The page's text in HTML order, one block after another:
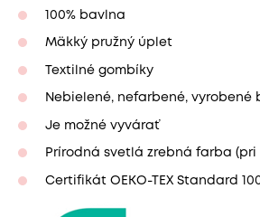
100% bavlna
Mäkký pružný úplet
Textilné gombíky
Nebielené, nefarbené,
Je možné vyvárať
Prírodná svetlá zrebná farba
Certifikát OEKO-TEX Standard